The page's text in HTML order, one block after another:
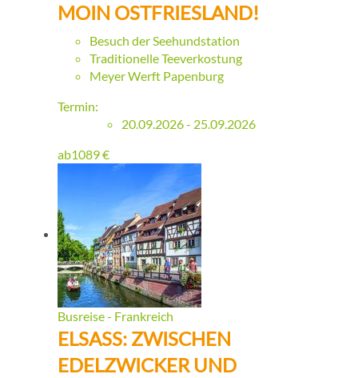
MOIN OSTFRIESLAND!
Besuch der Seehundstation
Traditionelle Teeverkostung
Meyer Werft Papenburg
Termin:
20.09.2026 - 25.09.2026
ab1089€
Busreise - Frankreich
ELSASS: ZWISCHEN
EDELZWICKER UND